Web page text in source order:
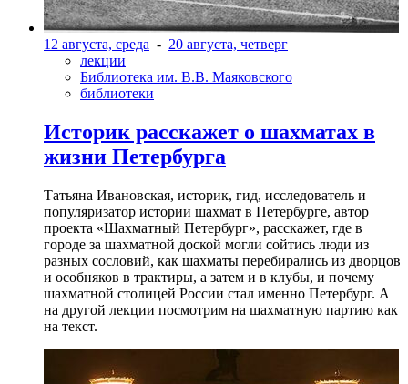
12 августа, среда - 20 августа, четверг
лекции
Библиотека им. В.В. Маяковского
библиотеки
Историк расскажет о шахматах в
жизни Петербурга
Татьяна Ивановская, историк, гид, исследователь и
популяризатор истории шахмат в Петербурге, автор
проекта «Шахматный Петербург», расскажет, где в
городе за шахматной доской могли сойтись люди из
разных сословий, как шахматы перебирались из дворцов
и особняков в трактиры, а затем и в клубы, и почему
шахматной столицей России стал именно Петербург. А
на другой лекции посмотрим на шахматную партию как
на текст.